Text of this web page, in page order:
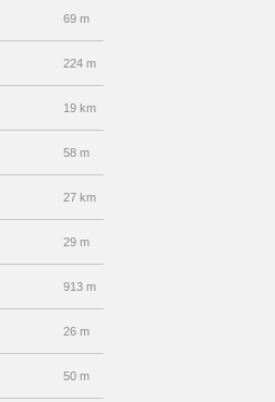
69 m
224 m
19 km
58 m
27 km
29 m
913 m
26 m
50 m